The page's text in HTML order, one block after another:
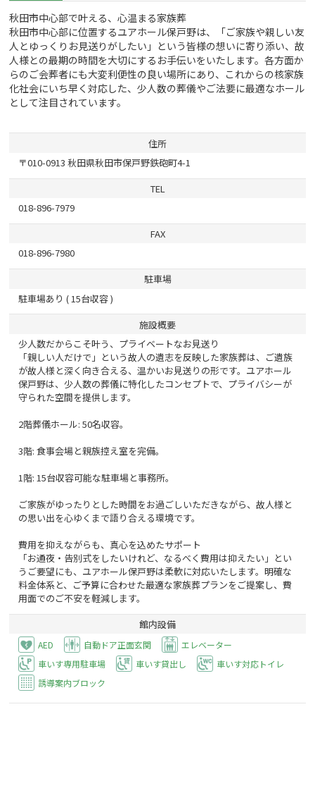
秋田市中心部で叶える、心温まる家族葬
秋田市中心部に位置するユアホール保戸野は、「ご家族や親しい友
人とゆっくりお見送りがしたい」という皆様の想いに寄り添い、故
人様との最期の時間を大切にするお手伝いをいたします。各方面か
らのご会葬者にも大変利便性の良い場所にあり、これからの核家族
化社会にいち早く対応した、少人数の葬儀やご法要に最適なホール
として注目されています。
住所
〒010-0913 秋田県秋田市保戸野鉄砲町4-1
TEL
018-896-7979
FAX
018-896-7980
駐車場
駐車場あり ( 15台収容 )
施設概要
少人数だからこそ叶う、プライベートなお見送り
「親しい人だけで」という故人の遺志を反映した家族葬は、ご遺族
が故人様と深く向き合える、温かいお見送りの形です。ユアホール
保戸野は、少人数の葬儀に特化したコンセプトで、プライバシーが
守られた空間を提供します。
2階葬儀ホール: 50名収容。
3階: 食事会場と親族控え室を完備。
1階: 15台収容可能な駐車場と事務所。
ご家族がゆったりとした時間をお過ごしいただきながら、故人様と
の思い出を心ゆくまで語り合える環境です。
費用を抑えながらも、真心を込めたサポート
「お通夜・告別式をしたいけれど、なるべく費用は抑えたい」とい
うご要望にも、ユアホール保戸野は柔軟に対応いたします。明確な
料金体系と、ご予算に合わせた最適な家族葬プランをご提案し、費
用面でのご不安を軽減します。
館内設備
AED 自動ドア正面玄関
エレベーター
車いす専用駐車場
車いす貸出し
車いす対応トイレ
誘導案内ブロック